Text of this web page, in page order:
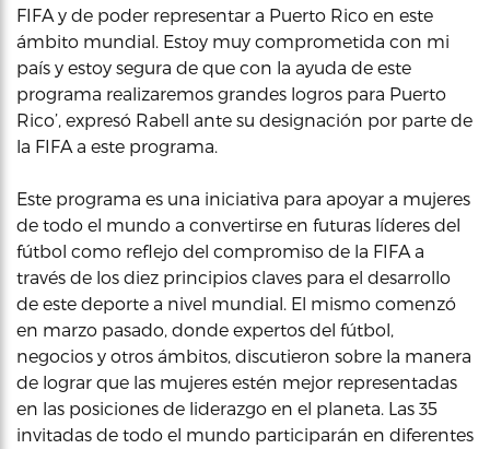
FIFA y de poder representar a Puerto Rico en este
ámbito mundial. Estoy muy comprometida con mi
país y estoy segura de que con la ayuda de este
programa realizaremos grandes logros para Puerto
Rico’, expresó Rabell ante su designación por parte de
la FIFA a este programa.
Este programa es una iniciativa para apoyar a mujeres
de todo el mundo a convertirse en futuras líderes del
fútbol como reflejo del compromiso de la FIFA a
través de los diez principios claves para el desarrollo
de este deporte a nivel mundial. El mismo comenzó
en marzo pasado, donde expertos del fútbol,
negocios y otros ámbitos, discutieron sobre la manera
de lograr que las mujeres estén mejor representadas
en las posiciones de liderazgo en el planeta. Las 35
invitadas de todo el mundo participarán en diferentes